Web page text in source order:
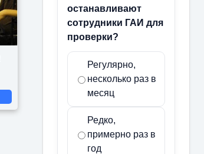
останавливают
сотрудники ГАИ для
проверки?
Регулярно,
несколько раз в
месяц
Редко,
примерно раз в
год